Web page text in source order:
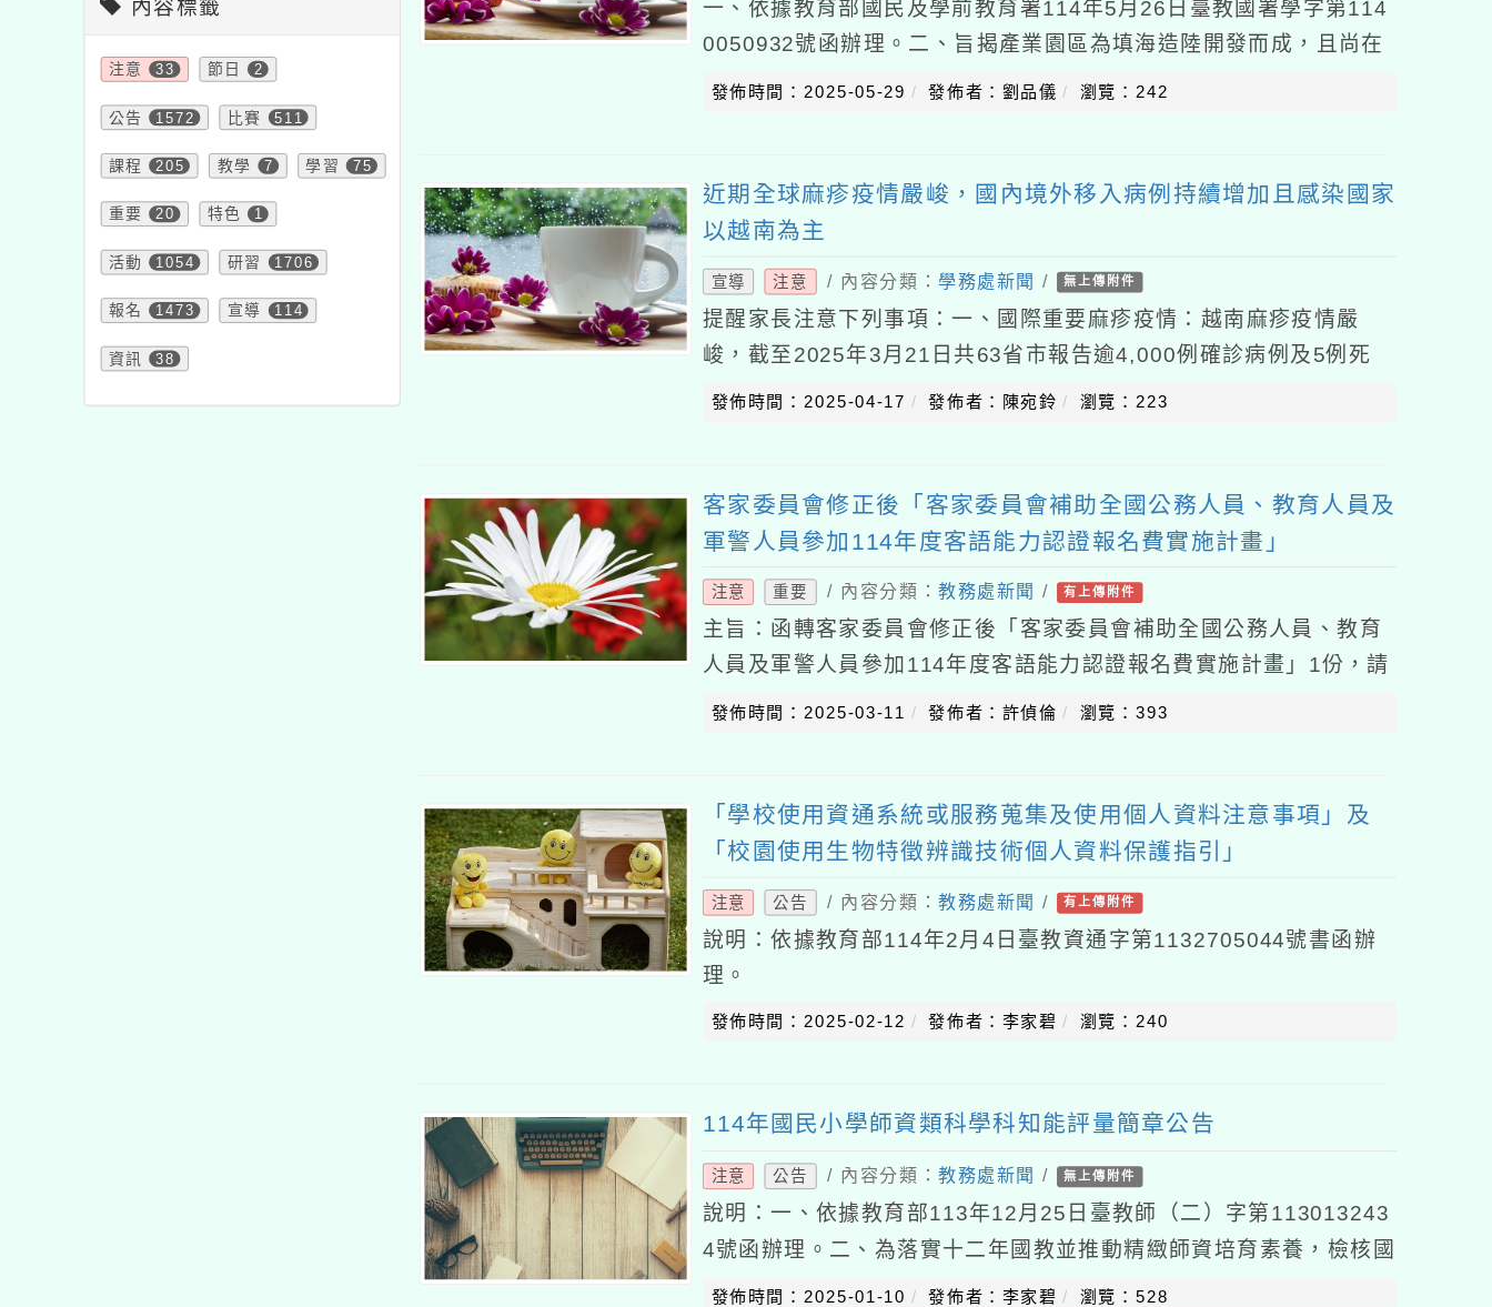
內容標籤
注意 33 節日 2
公告 1572 比賽 511
課程 205 教學 7 學習 75
重要 20 特色 1
活動 1054 研習 1706
報名 1473 宣導 114
資訊 38
一、依據教育部國民及學前教育署114年5月26日臺教國署學字第114
0050932號函辦理。二、旨揭產業園區為填海造陸開發而成，且尚在
開發中，周圍海域水深危險且多暗流，為維護師生與民眾安全，務請
發佈時間：2025-05-29 發佈者：劉品儀 瀏覽：242
近期全球麻疹疫情嚴峻，國內境外移入病例持續增加且感染國家
以越南為主
宣導 注意 / 內容分類：學務處新聞 / 無上傳附件
提醒家長注意下列事項：一、國際重要麻疹疫情：越南麻疹疫情嚴
峻，截至2025年3月21日共63省市報告逾4,000例確診病例及5例死
亡，全國各地病例持續發生，以南部及中部為多。泰國麻疹疫情於20
發佈時間：2025-04-17 發佈者：陳宛鈴 瀏覽：223
客家委員會修正後「客家委員會補助全國公務人員、教育人員及
軍警人員參加114年度客語能力認證報名費實施計畫」
注意 重要 / 內容分類：教務處新聞 / 有上傳附件
主旨：函轉客家委員會修正後「客家委員會補助全國公務人員、教育
人員及軍警人員參加114年度客語能力認證報名費實施計畫」1份，請
轉知所屬（轄）機關學校（含幼兒園），請查照。說明：一、依據客
發佈時間：2025-03-11 發佈者：許偵倫 瀏覽：393
「學校使用資通系統或服務蒐集及使用個人資料注意事項」及
「校園使用生物特徵辨識技術個人資料保護指引」
注意 公告 / 內容分類：教務處新聞 / 有上傳附件
說明：依據教育部114年2月4日臺教資通字第1132705044號書函辦
理。
發佈時間：2025-02-12 發佈者：李家碧 瀏覽：240
114年國民小學師資類科學科知能評量簡章公告
注意 公告 / 內容分類：教務處新聞 / 無上傳附件
說明：一、依據教育部113年12月25日臺教師（二）字第113013243
4號函辦理。二、為落實十二年國教並推動精緻師資培育素養，檢核國
小師資生修習職前教育專業課程（含國語、數學、自然、社會領域）
發佈時間：2025-01-10 發佈者：李家碧 瀏覽：528